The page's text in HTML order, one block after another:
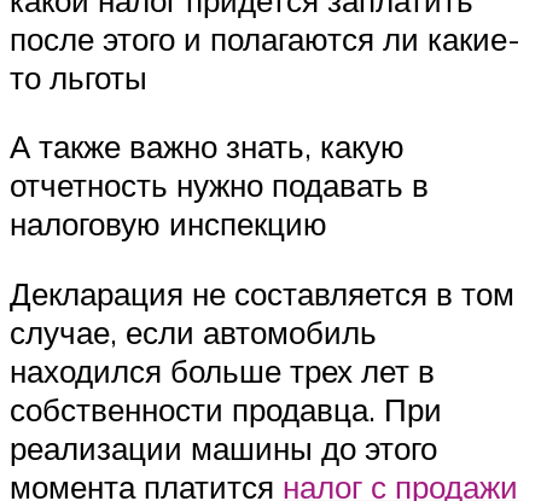
после этого и полагаются ли какие-
то льготы
А также важно знать, какую
отчетность нужно подавать в
налоговую инспекцию
Декларация не составляется в том
случае, если автомобиль
находился больше трех лет в
собственности продавца. При
реализации машины до этого
момента платится налог с продажи